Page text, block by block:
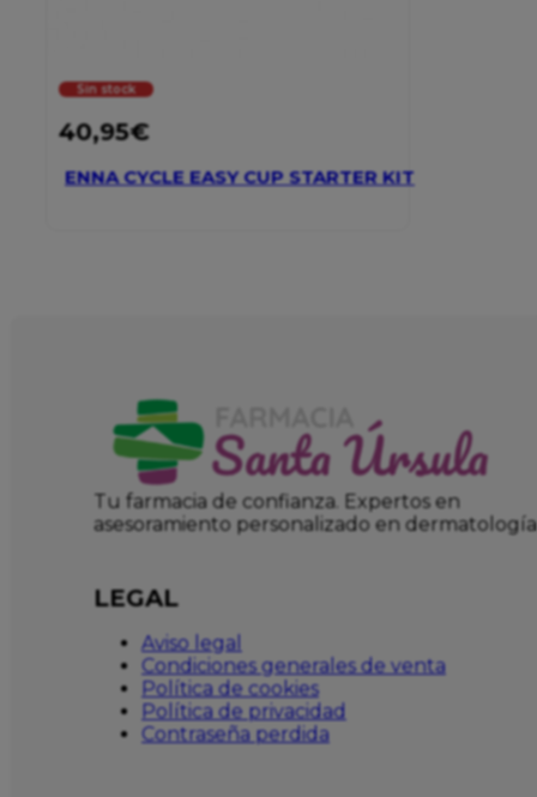
Sin stock
40,95€
ENNA CYCLE EASY CUP STARTER KIT
Tu farmacia de confianza. Expertos en
asesoramiento personalizado en dermatología
LEGAL
Aviso legal
Condiciones generales de venta
Política de cookies
Política de privacidad
Contraseña perdida